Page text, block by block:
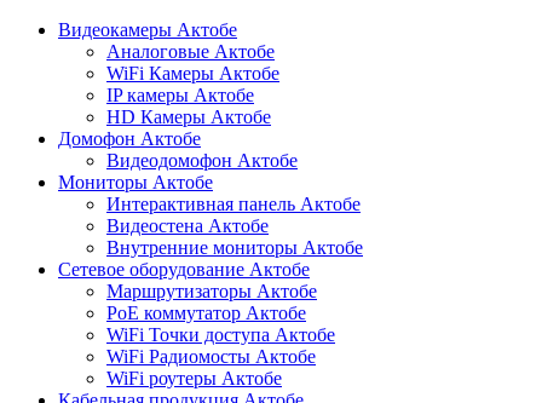
Видеокамеры Актобе
Аналоговые Актобе
WiFi Камеры Актобе
IP камеры Актобе
HD Камеры Актобе
Домофон Актобе
Видеодомофон Актобе
Мониторы Актобе
Интерактивная панель Актобе
Видеостена Актобе
Внутренние мониторы Актобе
Сетевое оборудование Актобе
Маршрутизаторы Актобе
PoE коммутатор Актобе
WiFi Точки доступа Актобе
WiFi Радиомосты Актобе
WiFi роутеры Актобе